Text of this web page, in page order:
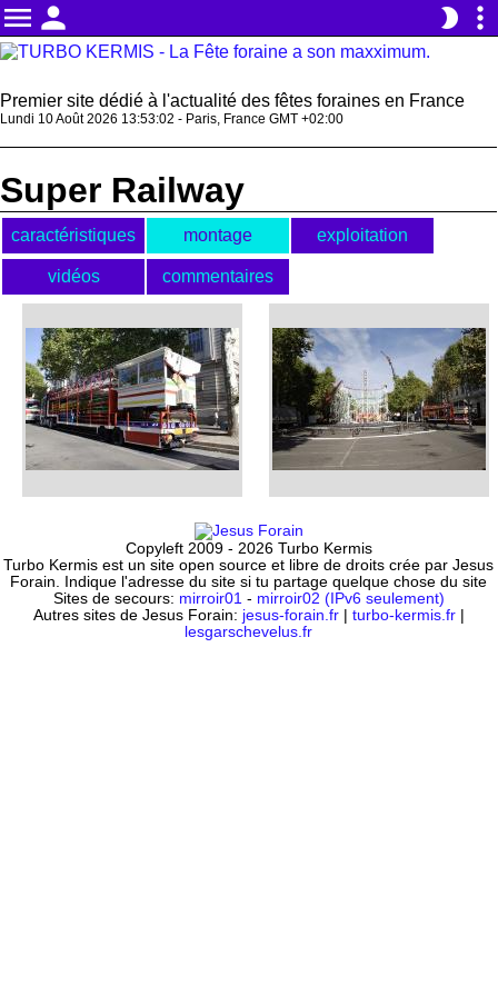
menu person brightness_2 more_vert
Premier site dédié à l'actualité des fêtes foraines en France
Lundi 10 Août 2026 13:53:03 - Paris, France GMT +02:00
Super Railway
caractéristiques montage exploitation
vidéos commentaires
Copyleft 2009 - 2026 Turbo Kermis
Turbo Kermis est un site open source et libre de droits crée par Jesus
Forain. Indique l'adresse du site si tu partage quelque chose du site
Sites de secours: mirroir01 - mirroir02 (IPv6 seulement)
Autres sites de Jesus Forain: jesus-forain.fr| turbo-kermis.fr|
lesgarschevelus.fr